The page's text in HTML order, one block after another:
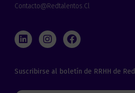
Contacto@redtalentos.cl
L
i
e
I
n
a
F
a
b
Suscribirse al boletín de RRHH de